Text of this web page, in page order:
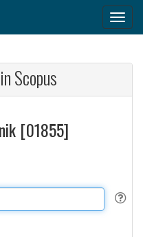
Scopus
[01855]